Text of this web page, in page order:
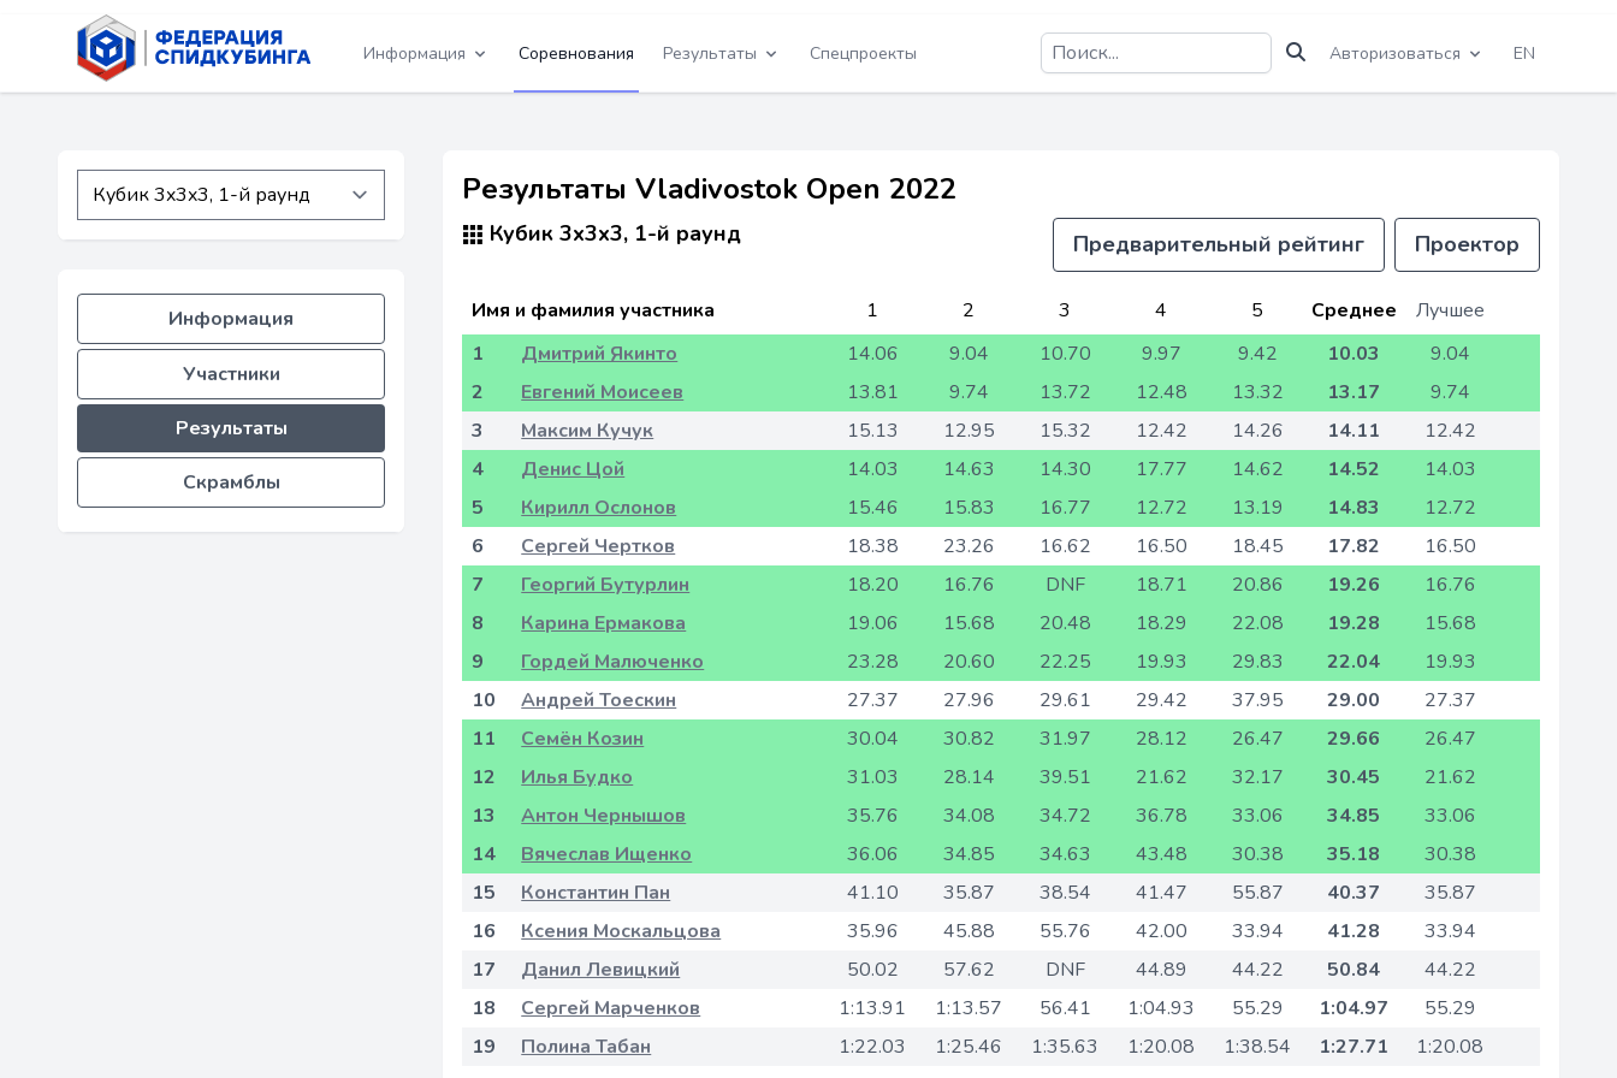
Информация Соревнования Результаты Спецпроекты Авторизоваться EN
Информация
Участники
Результаты
Скрамблы
Результаты Vladivostok Open 2022
Кубик 3x3x3, 1-й раунд Предварительный рейтинг Проектор
Имя и фамилия участника 1 2 3 4 5 Среднее
Лучшее
1
Дмитрий Якинто 14.06 9.04 10.70 9.97 9.42 10.03
9.04
2
Евгений Моисеев 13.81 9.74 13.72 12.48 13.32 13.17
9.74
3
Максим Кучук 15.13 12.95 15.32 12.42 14.26 14.11
12.42
4
Денис Цой 14.03 14.63 14.30 17.77 14.62 14.52
14.03
5
Кирилл Ослонов 15.46 15.83 16.77 12.72 13.19 14.83
12.72
6
Сергей Чертков 18.38 23.26 16.62 16.50 18.45 17.82
16.50
7
Георгий Бутурлин 18.20 16.76 DNF 18.71 20.86 19.26
16.76
8
Карина Ермакова 19.06 15.68 20.48 18.29 22.08 19.28
15.68
9
Гордей Малюченко 23.28 20.60 22.25 19.93 29.83 22.04
19.93
10
Андрей Тоескин 27.37 27.96 29.61 29.42 37.95 29.00
27.37
11
Семён Козин 30.04 30.82 31.97 28.12 26.47 29.66
26.47
12
Илья Будко 31.03 28.14 39.51 21.62 32.17 30.45
21.62
13
Антон Чернышов 35.76 34.08 34.72 36.78 33.06 34.85
33.06
14
Вячеслав Ищенко 36.06 34.85 34.63 43.48 30.38 35.18
30.38
15
Константин Пан 41.10 35.87 38.54 41.47 55.87 40.37
35.87
16
Ксения Москальцова 35.96 45.88 55.76 42.00 33.94 41.28
33.94
17
Данил Левицкий 50.02 57.62 DNF 44.89 44.22 50.84
44.22
18
Сергей Марченков 1:13.91 1:13.57 56.41 1:04.93 55.29 1:04.97
55.29
19
Полина Табан 1:22.03 1:25.46 1:35.63 1:20.08 1:38.54 1:27.71
1:20.08